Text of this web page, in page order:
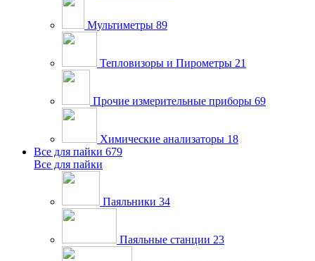
Мультиметры 89
Тепловизоры и Пирометры 21
Прочие измерительные приборы 69
Химические анализаторы 18
Все для пайки 679
Все для пайки
Паяльники 34
Паяльные станции 23